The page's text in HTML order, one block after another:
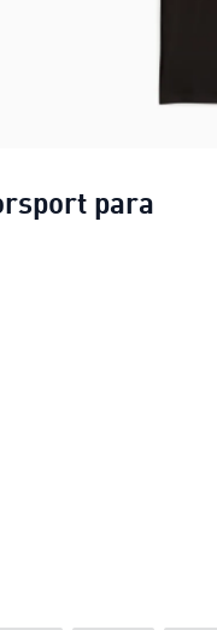
para
M Motorsport